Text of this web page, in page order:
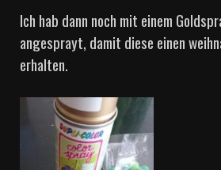
Ich hab dann noch mit einem
angesprayt, damit diese einen
erhalten.